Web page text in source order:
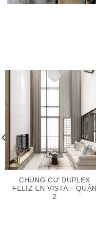
CHUNG CƯ DUPLEX
FELIZ EN VISTA – QUẬN
2